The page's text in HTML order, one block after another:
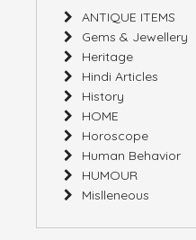
ANTIQUE ITEMS
Gems & Jewellery
Heritage
Hindi Articles
History
HOME
Horoscope
Human Behavior
HUMOUR
Mislleneous